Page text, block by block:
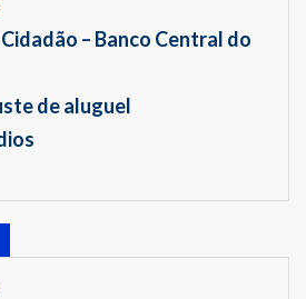
– Banco Central do
de aluguel